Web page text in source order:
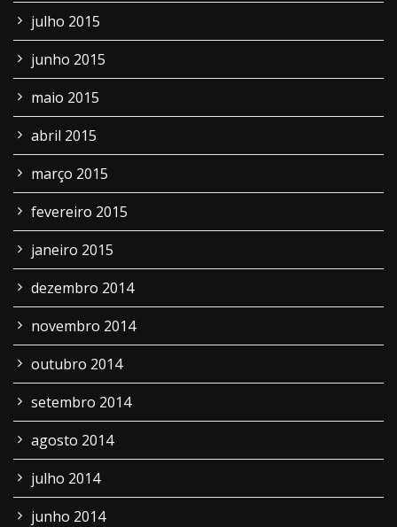
julho 2015
junho 2015
maio 2015
abril 2015
março 2015
fevereiro 2015
janeiro 2015
dezembro 2014
novembro 2014
outubro 2014
setembro 2014
agosto 2014
julho 2014
junho 2014